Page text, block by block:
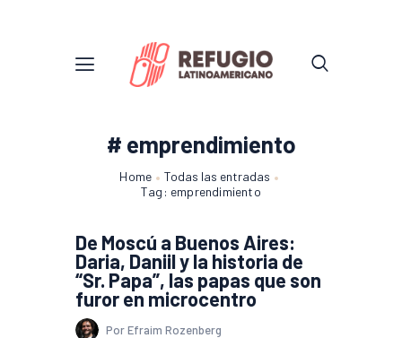
# emprendimiento
Home
Todas las entradas
Tag: emprendimiento
De Moscú a Buenos Aires:
Daria, Daniil y la historia de
“Sr. Papa”, las papas que son
furor en microcentro
Por Efraim Rozenberg